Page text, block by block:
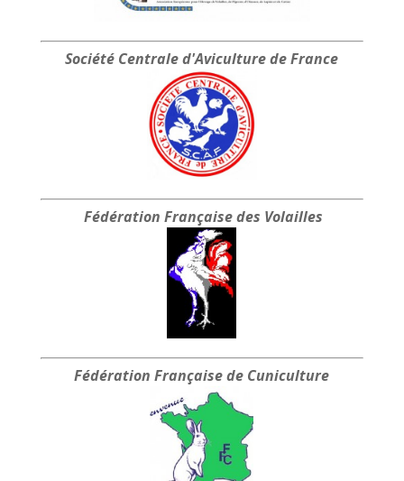
Société Centraled'Aviculture de France
Fédération Française des Volailles
Fédération Française de Cuniculture